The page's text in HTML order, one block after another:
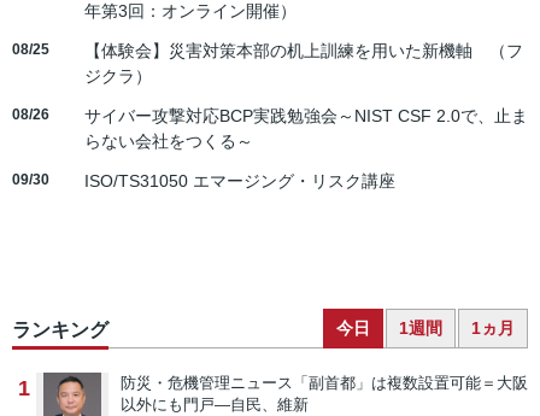
年第3回：オンライン開催）
08/25
【体験会】災害対策本部の机上訓練を用いた新機軸 （フ
ジクラ）
08/26
サイバー攻撃対応BCP実践勉強会～NIST CSF 2.0で、止ま
らない会社をつくる～
09/30 ISO/TS31050 エマージング・リスク講座
ランキング 今日 1週間 1ヵ月
1 防災・危機管理ニュース 「副首都」は複数設置可能＝大阪
以外にも門戸―自民、維新